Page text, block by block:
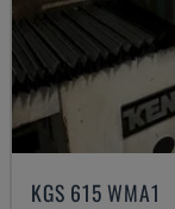
KGS 615 WMA1